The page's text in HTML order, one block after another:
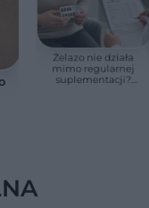
Żelazo nie działa
mimo regularnej
suplementacji?